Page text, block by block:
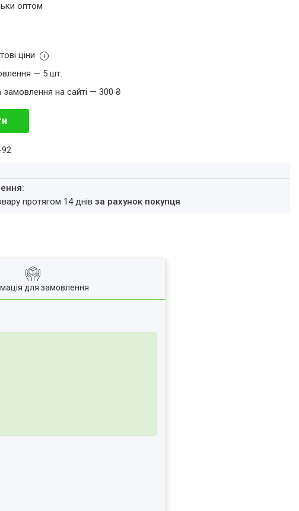
оптом
— 5 шт.
ціни
замовлення на сайті — 300 ₴
протягом 14 днівза рахунок покупця
для замовлення